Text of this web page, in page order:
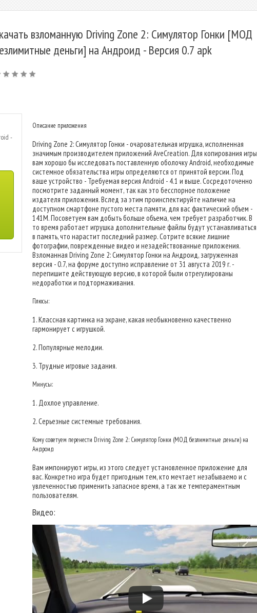
взломанную Driving Zone 2: Cимулятор Гонки [МОД
деньги] на Андроид - Версия 0.7 apk
-
Описание приложения
Driving Zone 2: Cимулятор Гонки - очаровательная игрушка, исполненная
значимым производителем приложений AveCreation. Для копирования игры
вам хорошо бы исследовать поставленную оболочку Android, необходимые
системное обязательства игры определяются от принятой версии. Под
ваше устройство - Требуемая версия Android - 4.1 и выше. Сосредоточенно
посмотрите заданный момент, так как это бесспорное положение
издателя приложения. Вслед за этим проинспектируйте наличие на
доступном смартфоне пустого места памяти, для вас фактический объем -
141M. Посоветуем вам добыть больше объема, чем требует разработчик. В
то время работает игрушка дополнительные файлы будут устанавливаться
в память, что нарастит последний размер. Сотрите всякие лишние
фотографии, поврежденные видео и незадействованные приложения.
Взломанная Driving Zone 2: Cимулятор Гонки на Андроид, загруженная
версия - 0.7, на форуме доступно исправление от 31 августа 2019 г. -
перепишите действующую версию, в которой были отрегулированы
недоработки и подтормаживания.
Плюсы:
1. Классная картинка на экране, какая необыкновенно качественно
гармонирует с игрушкой.
2. Популярные мелодии.
3. Трудные игровые задания.
Минусы:
1. Дохлое управление.
2. Серьезные системные требования.
Кому советуем перенести Driving Zone 2: Cимулятор Гонки (МОД безлимитные деньги) на
Андроид
Вам импонируют игры, из этого следует установленное приложение для
вас. Конкретно игра будет пригодным тем, кто мечтает незабываемо и с
увлеченностью применить запасное время, а так же темпераментным
пользователям.
Видео: